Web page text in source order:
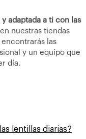
adaptada a ti con las
en nuestras tiendas
las
y un equipo que
día.
lentillas diarias?